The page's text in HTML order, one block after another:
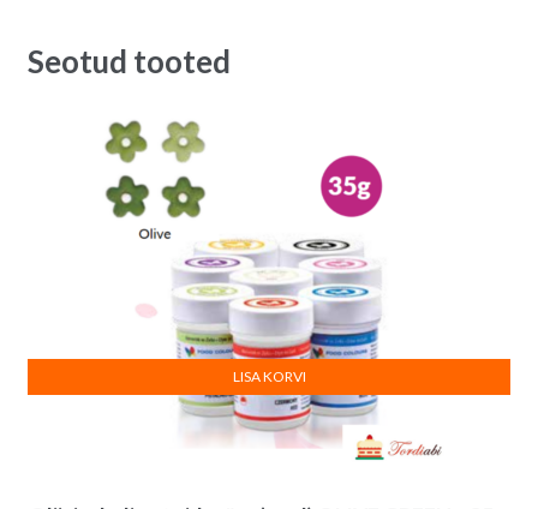
Seotud tooted
LISA KORVI